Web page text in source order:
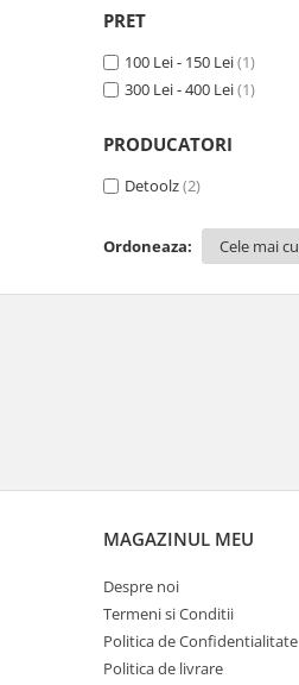
Aparate de sudura
Pompe de stropit si atomizatoare
Pompe si hidrofoare
Decoratiuni Craciun
Articole bucatarie
PRET
100 Lei - 150 Lei(1)
300 Lei - 400 Lei(1)
PRODUCATORI
Detoolz(2)
Ordoneaza:
MAGAZINUL MEU
Despre noi
Termeni si Conditii
Politica de Confidentialitate
Politica de livrare